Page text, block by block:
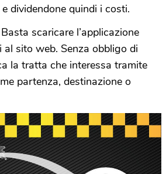
dividendone quindi i costi.
Basta scaricare l’applicazione
sito web. Senza obbligo di
la tratta che interessa tramite
partenza, destinazione o